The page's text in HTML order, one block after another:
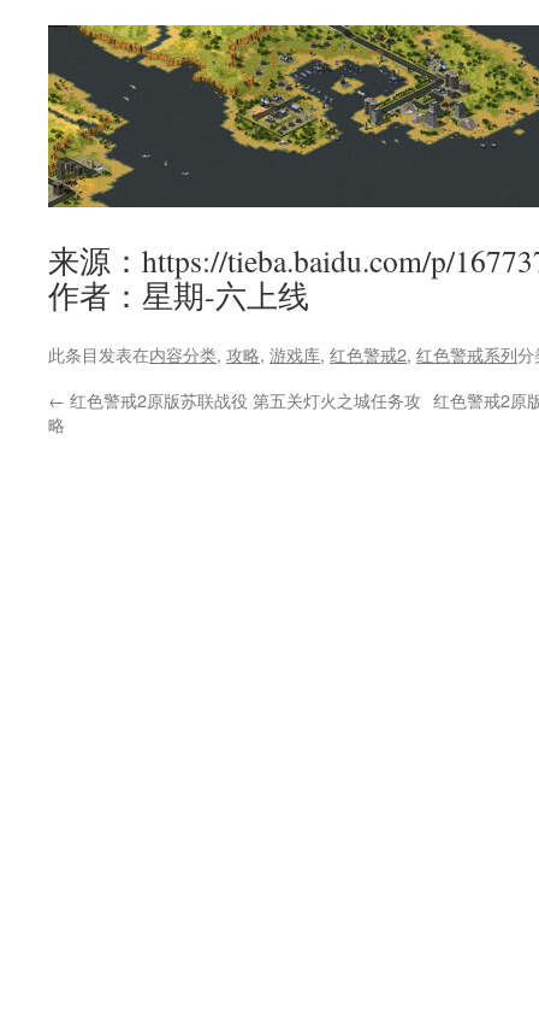
来源：https://tieba.baidu.com/p/
作者：星期-六上线
此条目发表在内容分类, 攻略, 游戏库, 红色警戒2, 红色警戒系列分
← 红色警戒2原版苏联战役 第五关灯火之城任务攻
略
红色警戒2原